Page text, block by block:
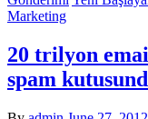
Marketing
20 trilyon
spam